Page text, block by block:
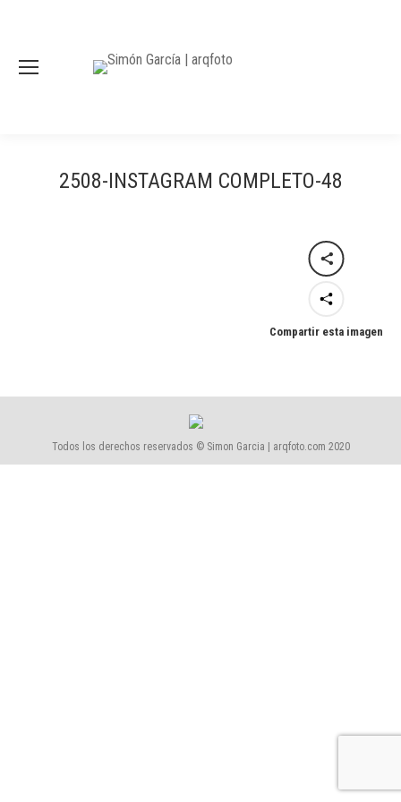
2508-INSTAGRAM COMPLETO-48
Compartir esta imagen
Todos los derechos reservados © Simon Garcia | arqfoto.com 2020